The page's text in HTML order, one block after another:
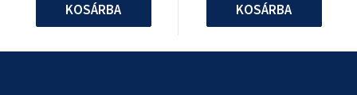
KOSÁRBA KOSÁRBA